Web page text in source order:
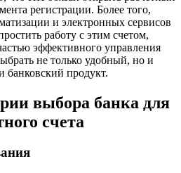
регистрации. Более того,
и электронных сервисов
работу с этим счетом,
эффективного управления
не только удобный, но и
банковский продукт.
выбора банка для
счета